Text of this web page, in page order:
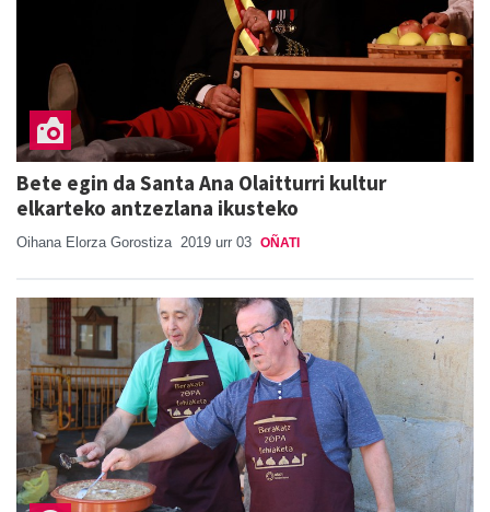
Bete egin da Santa Ana Olaitturri kultur
elkarteko antzezlana ikusteko
Oihana Elorza Gorostiza 2019 urr 03 OÑATI